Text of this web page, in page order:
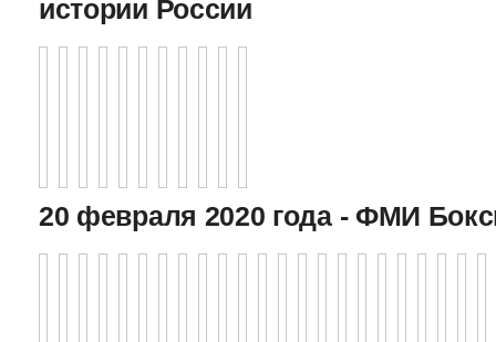
истории России
20 февраля 2020 года - ФМИ